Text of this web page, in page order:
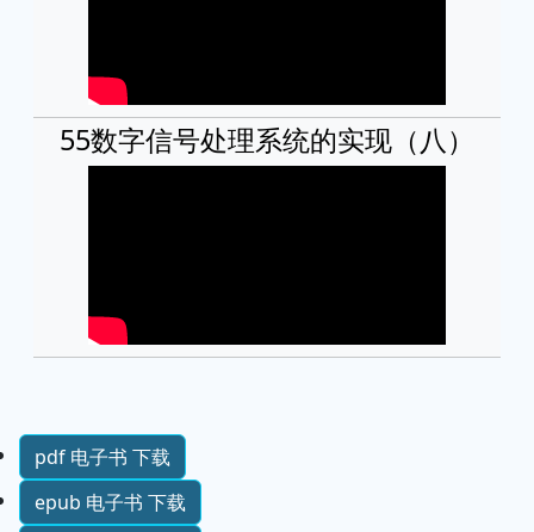
55数字信号处理系统的实现（八）
pdf 电子书 下载
epub 电子书 下载